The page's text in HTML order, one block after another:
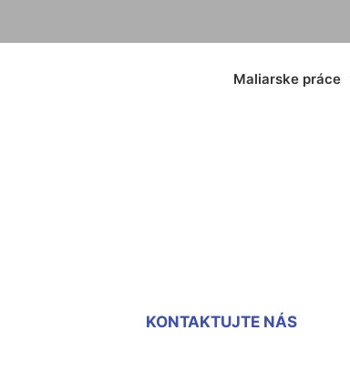
Maliarske práce
KONTAKTUJTE NÁS